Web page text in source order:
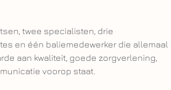
twee specialisten, drie
en één baliemedewerker die allemaal
aan kwaliteit, goede zorgverlening,
voorop staat.